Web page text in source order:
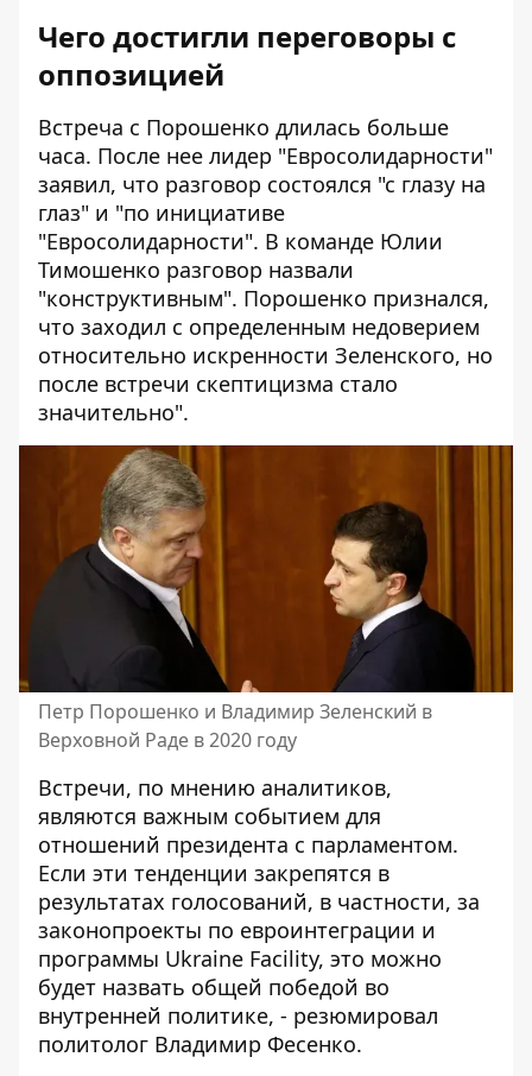
Чего достигли переговоры с
оппозицией
Встреча с Порошенко длилась больше
часа. После нее лидер "Евросолидарности"
заявил, что разговор состоялся "с глазу на
глаз" и "по инициативе
"Евросолидарности". В команде Юлии
Тимошенко разговор назвали
"конструктивным". Порошенко признался,
что заходил с определенным недоверием
относительно искренности Зеленского, но
после встречи скептицизма стало
значительно".
Петр Порошенко и Владимир Зеленский в
Верховной Раде в 2020 году
Встречи, по мнению аналитиков,
являются важным событием для
отношений президента с парламентом.
Если эти тенденции закрепятся в
результатах голосований, в частности, за
законопроекты по евроинтеграции и
программы Ukraine Facility, это можно
будет назвать общей победой во
внутренней политике, - резюмировал
политолог Владимир Фесенко.